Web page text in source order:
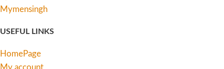
Mymensingh
USEFUL LINKS
HomePage
My account